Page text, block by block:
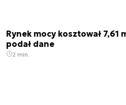
Rynek mocy kosztował 7,61
podał dane
2 min.